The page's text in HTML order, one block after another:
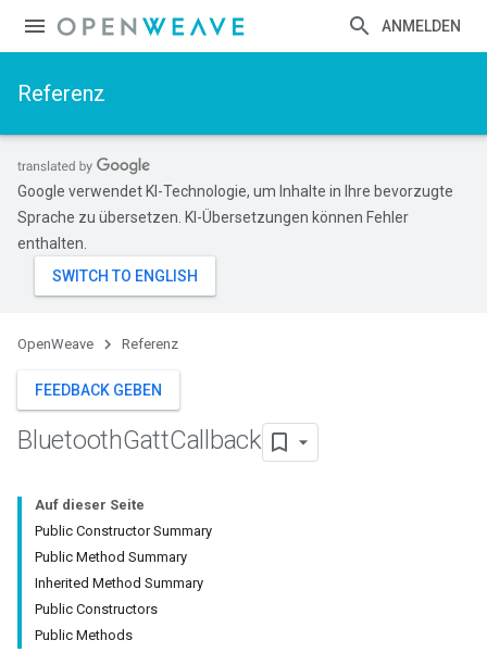
ANMELDEN
Referenz
Google verwendet KI-Technologie, um Inhalte in Ihre bevorzugte
Sprache zu übersetzen. KI-Übersetzungen können Fehler
enthalten.
OpenWeave Referenz
FEEDBACK GEBEN
BluetoothGattCallback
Auf dieser Seite
Public Constructor Summary
Public Method Summary
Inherited Method Summary
Public Constructors
Public Methods